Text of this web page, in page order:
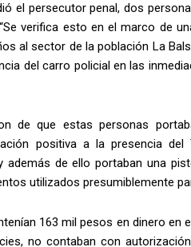
el persecutor penal, dos
verifica esto en el marco de
al sector de la población La
del carro policial en las
de que estas personas
positiva a la presencia del
además de ello portaban una
utilizados presumiblemente
163 mil pesos en dinero en
no contaban con